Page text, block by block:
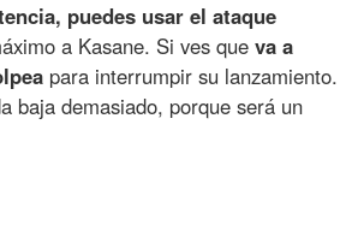
puedes usar el ataque
a Kasane. Si ves que va a
para interrumpir su lanzamiento.
baja demasiado, porque será un